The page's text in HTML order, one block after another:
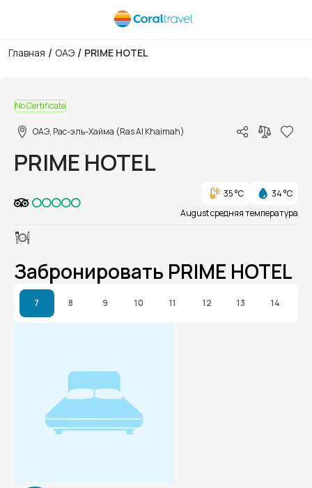
Главная / ОАЭ / PRIME HOTEL
No Certificate
ОАЭ, Рас-эль-Хайма (Ras Al Khaimah)
PRIME HOTEL
35 °C
34 °C
August средняя температура
Забронировать PRIME HOTEL
7 8 9 10 11 12 13 14